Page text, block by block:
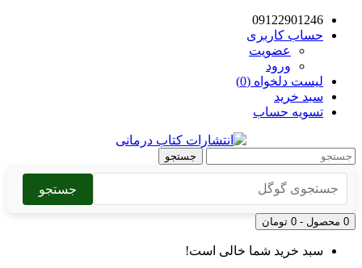
09122901246
حساب کاربری
عضویت
ورود
لیست دلخواه (0)
سبد خرید
تسویه حساب
جستجو
جستجو
0 محصول - 0 تومان
سبد خرید شما خالی است!